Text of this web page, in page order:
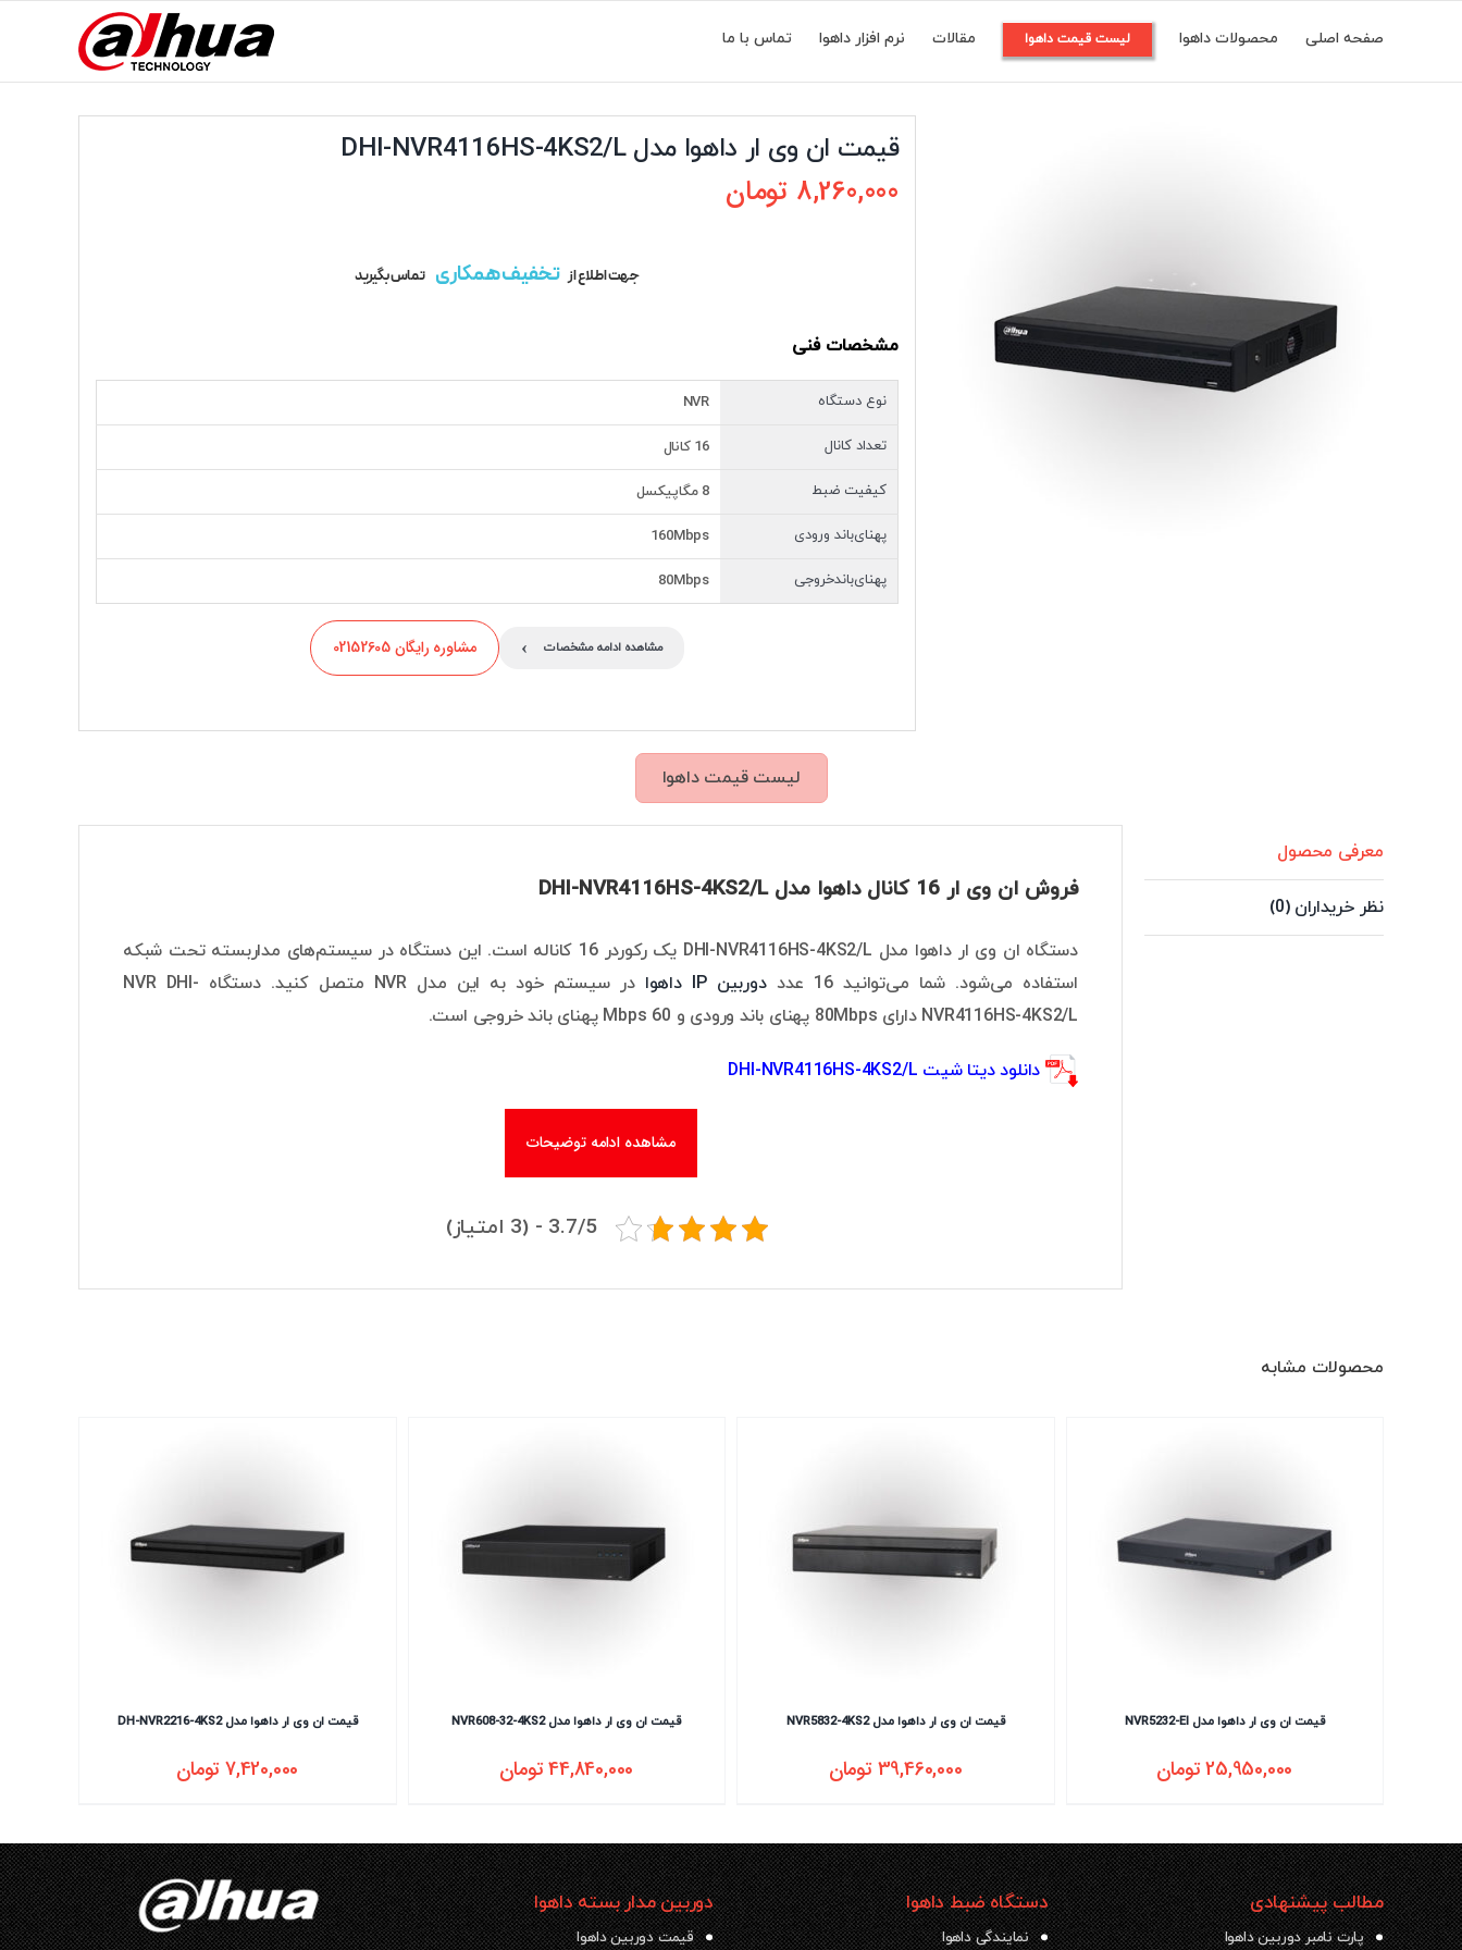
content
صفحه اصلی محصولات داهوا لیست قیمت داهوا مقالات نرم افزار داهوا تماس با ما
قیمت ان وی ار داهوا مدل DHI-NVR4116HS-4KS2/L
8,260,000 تومان
جهت اطلاع از تخفیف همکاری تماس بگیرید
مشخصات فنی
نوع دستگاه NVR
تعداد کانال 16 کانال
کیفیت ضبط 8 مگاپیکسل
پهنای‌باند ورودی 160Mbps
پهنای‌باندخروجی 80Mbps
مشاهده ادامه مشخصات › مشاوره رایگان 02152605
لیست قیمت داهوا
معرفی محصول
نظر خریداران (0)
فروش ان وی ار 16 کانال داهوا مدل DHI-NVR4116HS-4KS2/L
دستگاه ان وی ار داهوا مدل DHI-NVR4116HS-4KS2/L یک رکوردر 16 کاناله است. این دستگاه در سیستم‌های مداربسته تحت شبکه
استفاده می‌شود. شما می‌توانید 16 عدد
دوربین IP داهوا
در سیستم خود به این مدل NVR متصل کنید. دستگاه NVR DHI-
NVR4116HS-4KS2/L دارای 80Mbps پهنای باند ورودی و 60 Mbps پهنای باند خروجی است.
دانلود دیتا شیت DHI-NVR4116HS-4KS2/L
مشاهده ادامه توضیحات
3.7/5 - (3 امتیاز)
محصولات مشابه
قیمت ان وی ار داهوا مدل NVR5232-EI
25,950,000تومان
قیمت ان وی ار داهوا مدل NVR5832-4KS2
39,460,000تومان
قیمت ان وی ار داهوا مدل NVR608-32-4KS2
44,840,000تومان
قیمت ان وی ار داهوا مدل DH-NVR2216-4KS2
7,420,000تومان
مطالب پیشنهادی
پارت نامبر دوربین داهوا
دستگاه ضبط داهوا
نمایندگی داهوا
دوربین مدار بسته داهوا
قیمت دوربین داهوا